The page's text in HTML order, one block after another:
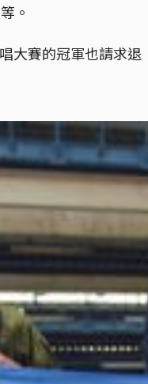
。
大賽的冠軍也請求退